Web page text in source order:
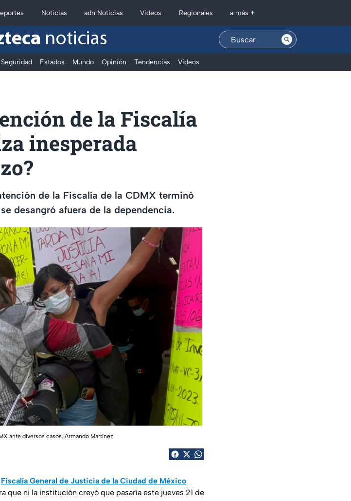
Noticias adn Noticias Videos Regionales a más +
noticias
Seguridad Estados Mundo Opinión Tendencias Videos
de la Fiscalía
inesperada
de la Fiscalía de la CDMX terminó
desangró afuera de la dependencia.
ante diversos casos.|Armando Martínez
Fiscalía General de Justicia de la Ciudad de México
que ni la institución creyó que pasaría este jueves 21 de